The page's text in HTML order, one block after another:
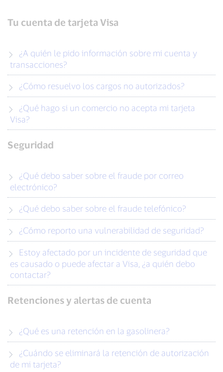
Tu cuenta de tarjeta Visa
transacciones?
¿Cómo resuelvo los cargos no autorizados?
Visa?
Seguridad
electrónico?
¿Qué debo saber sobre el fraude telefónico?
¿Cómo reporto una vulnerabilidad de seguridad?
es causado o puede afectar a Visa, ¿a quién debo
contactar?
Retenciones y alertas de cuenta
¿Qué es una retención en la gasolinera?
de mi tarjeta?